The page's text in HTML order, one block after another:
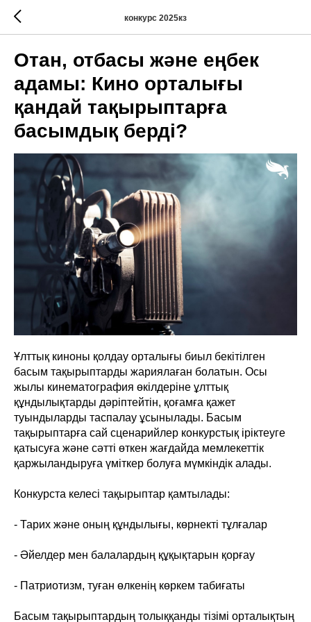
конкурс 2025кз
Отан, отбасы және еңбек
адамы: Кино орталығы
қандай тақырыптарға
басымдық берді?
Ұлттық киноны қолдау орталығы биыл бекітілген
басым тақырыптарды жариялаған болатын. Осы
жылы кинематография өкілдеріне ұлттық
құндылықтарды дәріптейтін, қоғамға қажет
туындыларды таспалау ұсынылады. Басым
тақырыптарға сай сценарийлер конкурстық іріктеуге
қатысуға және сәтті өткен жағдайда мемлекеттік
қаржыландыруға үміткер болуға мүмкіндік алады.
Конкурста келесі тақырыптар қамтылады:
- Тарих және оның құндылығы, көрнекті тұлғалар
- Әйелдер мен балалардың құқықтарын қорғау
- Патриотизм, туған өлкенің көркем табиғаты
Басым тақырыптардың толыққанды тізімі орталықтың